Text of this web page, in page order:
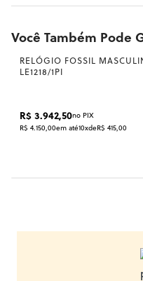
Bolsa Fossil Masculino
Você Também Pode
RELÓGIO FOSSIL
LE1218/1PI
R$ 3.942,50no PIX
R$ 4.150,00em até10xdeR$ 415,00